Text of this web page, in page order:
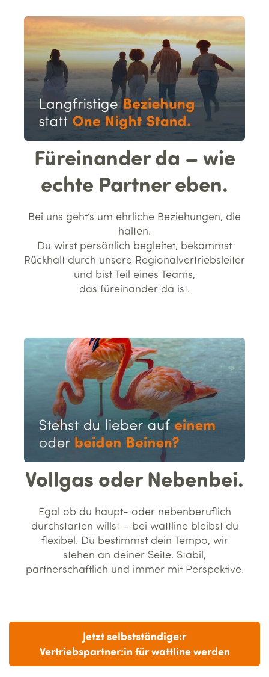
Füreinander da – wie
echte Partner eben.
Bei uns geht’s um ehrliche Beziehungen, die
halten.
Du wirst persönlich begleitet, bekommst
Rückhalt durch unsere Regionalvertriebsleiter
und bist Teil eines Teams,
das füreinander da ist.
Vollgas oder Nebenbei.
Egal ob du haupt- oder nebenberuflich
durchstarten willst – bei wattline bleibst du
flexibel. Du bestimmst dein Tempo, wir
stehen an deiner Seite. Stabil,
partnerschaftlich und immer mit Perspektive.
Jetzt selbstständige:r
Vertriebspartner:in für wattline werden